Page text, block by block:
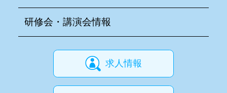
研修会・講演会情報
求人情報